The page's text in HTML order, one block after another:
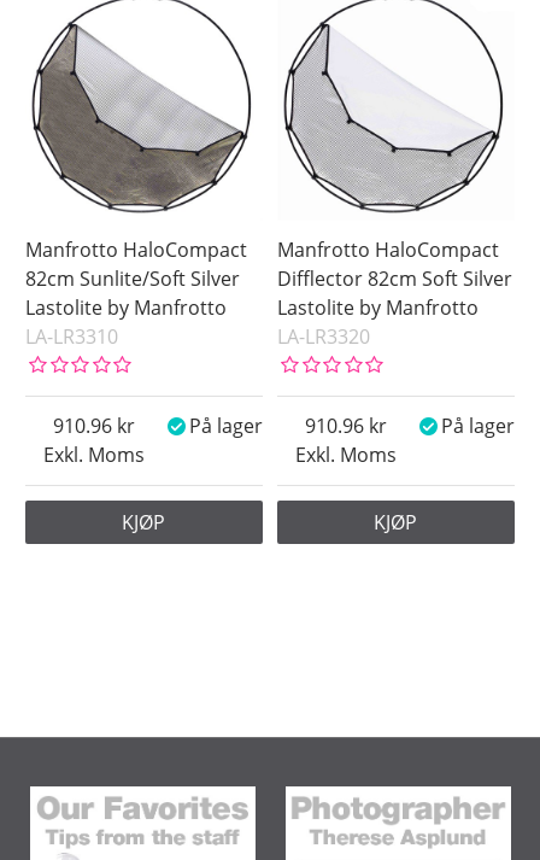
Manfrotto HaloCompact
82cm Sunlite/Soft Silver
Lastolite by Manfrotto
LA-LR3310
Exkl. Moms
910.96 På lager
KJØP
Manfrotto HaloCompact
Difflector 82cm Soft Silver
Lastolite by Manfrotto
LA-LR3320
Exkl. Moms
910.96 På lager
KJØP